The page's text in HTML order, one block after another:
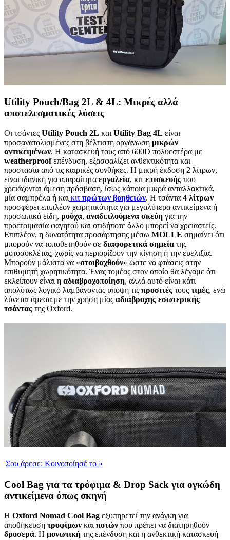
Utility Pouch/Bag 2L & 4L: Μικρές αλλά
αποτελεσματικές λύσεις
Οι τσάντες Utility Pouch 2L και Utility Bag 4L είναι
προσανατολισμένες στη βέλτιστη οργάνωση μικρών
αντικειμένων. Η κατασκευή τους από 600D πολυεστέρα με
weatherproofεπένδυση, εξασφαλίζει ανθεκτικότητα και
προστασία από τις καιρικές συνθήκες. Η μικρή έκδοση 2 λίτρων,
είναι ιδανική για απαραίτητα εργαλεία, κιτ επισκευής που
χρειάζονται άμεση πρόσβαση, ίσως κάποια μικρά ανταλλακτικά,
μία σαμπρέλα ή και κιτ πρώτων βοηθειών. Η τσάντα 4 λίτρων
προσφέρει επιπλέον χωρητικότητα για μεγαλύτερα αντικείμενα ή
προσωπικά είδη, ρούχα, αναδιπλούμενα σκεύη για την
προετοιμασία φαγητού και οτιδήποτε άλλο μπορεί να χρειαστείς.
Επιπλέον, η δυνατότητα προσάρτησης μέσω MOLLE σημαίνει ότι
μπορούν να τοποθετηθούν σε διαφορετικά σημεία της
μοτοσυκλέτας, χωρίς να περιορίζουν την κίνηση ή την ευελιξία.
Μπορούν μάλιστα να «στοιβαχθούν» ώστε να φτάσεις στην
επιθυμητή χωρητικότητα. Ένας τομέας στον οποίο θα λέγαμε ότι
εκλείπουν είναι η αδιαβροχοποίηση, αλλά αυτό είναι κάτι
απολύτως λογικό λαμβάνοντας υπόψη τις προσιτές τους τιμές, ενώ
λύνεται άμεσα με την χρήση μίας αδιάβροχης εσωτερικής
τσάντας της Oxford.
Σου άρεσε: Κοινοποίησέ το »
Cool Bag για τα τρόφιμα & Drop Sack για ογκώδη
αντικείμενα όπως σκηνή
Η Oxford Nomad Cool Bag εξυπηρετεί την ανάγκη για
αποθήκευση τροφίμων και ποτών που πρέπει να διατηρηθούν
δροσερά. Η μονωτική της επένδυση και η ανθεκτική κατασκευή